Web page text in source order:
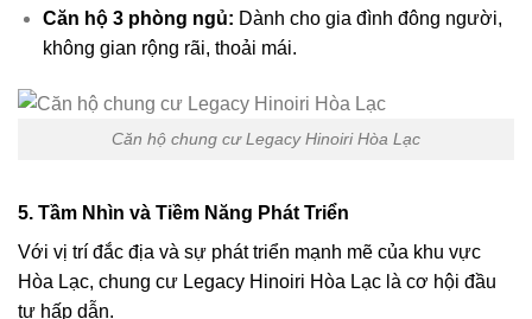
Căn hộ 3 phòng ngủ: Dành cho gia đình đông người,
không gian rộng rãi, thoải mái.
Căn hộ chung cư Legacy Hinoiri Hòa Lạc
5. Tầm Nhìn và Tiềm Năng Phát Triển
Với vị trí đắc địa và sự phát triển mạnh mẽ của khu vực
Hòa Lạc, chung cư Legacy Hinoiri Hòa Lạc là cơ hội đầu
tư hấp dẫn.